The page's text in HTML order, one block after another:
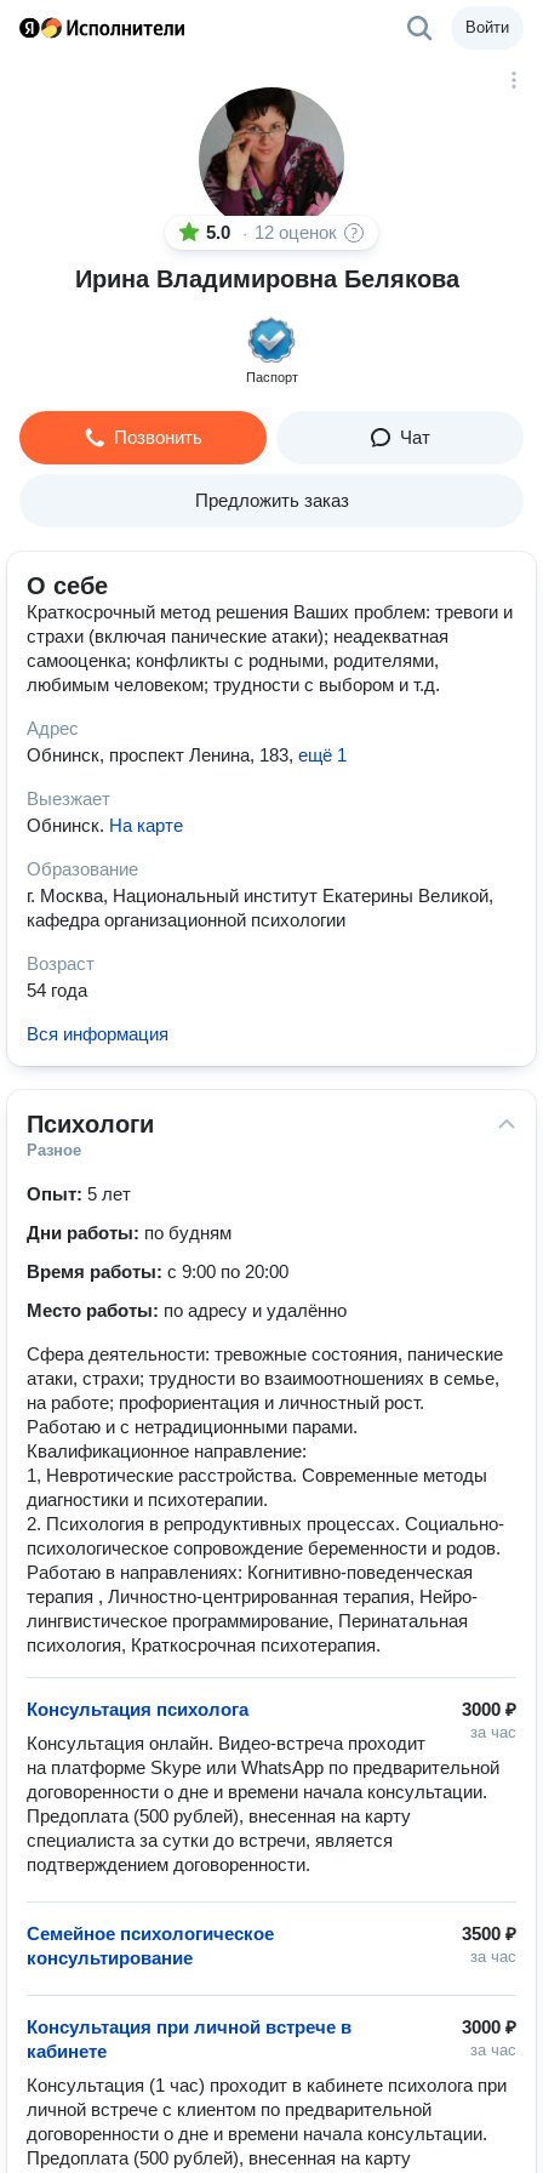
Войти
5.0 · 12 оценок
Ирина Владимировна Белякова
Паспорт
Позвонить Чат
Предложить заказ
О себе
Краткосрочный метод решения Ваших проблем: тревоги и
страхи (включая панические атаки); неадекватная
самооценка; конфликты с родными, родителями,
любимым человеком; трудности с выбором и т.д.
Адрес
Обнинск, проспект Ленина, 183, ещё 1
Выезжает
Обнинск. На карте
Образование
г. Москва, Национальный институт Екатерины Великой,
кафедра организационной психологии
Возраст
54 года
Вся информация
Психологи
Разное
Опыт: 5 лет
Дни работы: по будням
Время работы: с 9:00 по 20:00
Место работы: по адресу и удалённо
Сфера деятельности: тревожные состояния, панические
атаки, страхи; трудности во взаимоотношениях в семье,
на работе; профориентация и личностный рост.
Работаю и с нетрадиционными парами.
Квалификационное направление:
1, Невротические расстройства. Современные методы
диагностики и психотерапии.
2. Психология в репродуктивных процессах. Социально-
психологическое сопровождение беременности и родов.
Работаю в направлениях: Когнитивно-поведенческая
терапия , Личностно-центрированная терапия, Нейро-
лингвистическое программирование, Перинатальная
психология, Краткосрочная психотерапия.
3000 ₽
за час
Консультация психолога
Консультация онлайн. Видео-встреча проходит
на платформе Skype или WhatsApp по предварительной
договоренности о дне и времени начала консультации.
Предоплата (500 рублей), внесенная на карту
специалиста за сутки до встречи, является
подтверждением договоренности.
3500 ₽
за час
Семейное психологическое
консультирование
3000 ₽
за час
Консультация при личной встрече в
кабинете
Консультация (1 час) проходит в кабинете психолога при
личной встрече с клиентом по предварительной
договоренности о дне и времени начала консультации.
Предоплата (500 рублей), внесенная на карту